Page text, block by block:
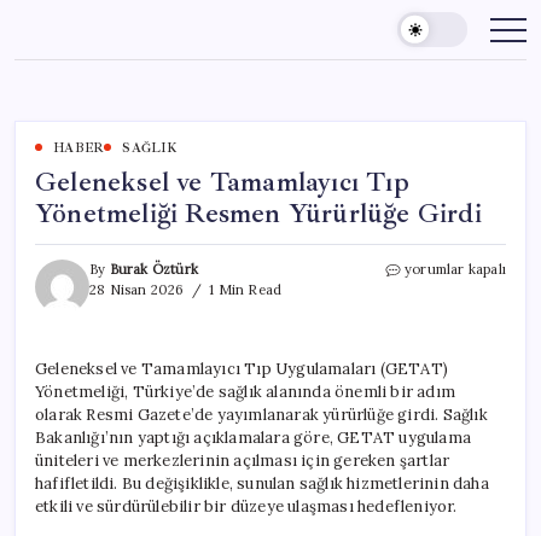
content
HABER SAĞLIK
Geleneksel ve Tamamlayıcı Tıp
Yönetmeliği Resmen Yürürlüğe Girdi
By Burak Öztürk
28 Nisan 2026
1 Min Read
Geleneksel
Resmen
Yürürlüğe
Girdi
için
yorumlar kapalı
Geleneksel ve Tamamlayıcı Tıp Uygulamaları (GETAT)
Yönetmeliği, Türkiye’de sağlık alanında önemli bir adım
olarak Resmi Gazete’de yayımlanarak yürürlüğe girdi. Sağlık
Bakanlığı’nın yaptığı açıklamalara göre, GETAT uygulama
üniteleri ve merkezlerinin açılması için gereken şartlar
hafifletildi. Bu değişiklikle, sunulan sağlık hizmetlerinin daha
etkili ve sürdürülebilir bir düzeye ulaşması hedefleniyor.